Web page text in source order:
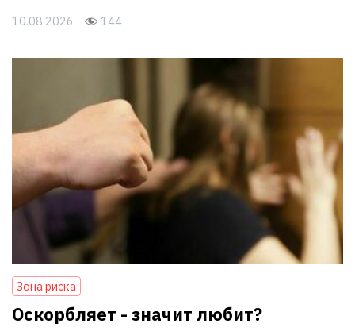
10.08.2026 144
Зона риска
Оскорбляет - значит любит?